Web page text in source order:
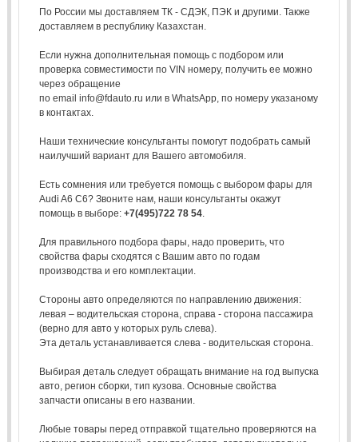
По России мы доставляем ТК - СДЭК, ПЭК и другими. Также
доставляем в республику Казахстан.
Если нужна дополнительная помощь с подбором или
проверка совместимости по VIN номеру, получить ее можно
через обращение
по email info@fdauto.ru или в WhatsApp, по номеру указаному
в контактах.
Наши технические консультанты помогут подобрать самый
наилучший вариант для Вашего автомобиля.
Есть сомнения или требуется помощь с выбором фары для
Audi A6 C6? Звоните нам, наши консультанты окажут
помощь в выборе: +7(495)722 78 54.
Для правильного подбора фары, надо проверить, что
свойства фары сходятся с Вашим авто по годам
производства и его комплектации.
Стороны авто определяются по направлению движения:
левая – водительская сторона, справа - сторона пассажира
(верно для авто у которых руль слева).
Эта деталь устанавливается слева - водительская сторона.
Выбирая деталь следует обращать внимание на год выпуска
авто, регион сборки, тип кузова. Основные свойства
запчасти описаны в его названии.
Любые товары перед отправкой тщательно проверяются на